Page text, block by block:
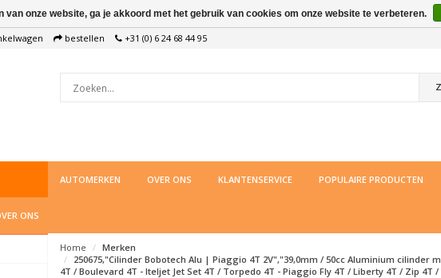
bestellen +31 (0) 6 24 68 44 95
AUTOMERKEN OVER ONS KLANTENSERVICE POPULAIRE PRODUCTEN
ONS
Home
Merken
250675,"Cilinder Bobotech Alu | Piaggio 4T 2V","39,0mm / 50cc Aluminium
4T / Boulevard 4T - Iteljet Jet Set 4T / Torpedo 4T - Piaggio Fly 4T / Liberty 4T / Zip 4T /
van onze website, ga je akkoord met het gebruik van cookies om onze website te verbeteren.